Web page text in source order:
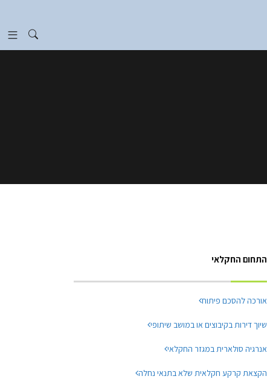
התחום החקלאי
אורכה להסכם פיתוח
שיוך דירות בקיבוצים או במושב שיתופי
אנרגיה סולארית במגזר החקלאי
הקצאת קרקע חקלאית שלא בתנאי נחלה